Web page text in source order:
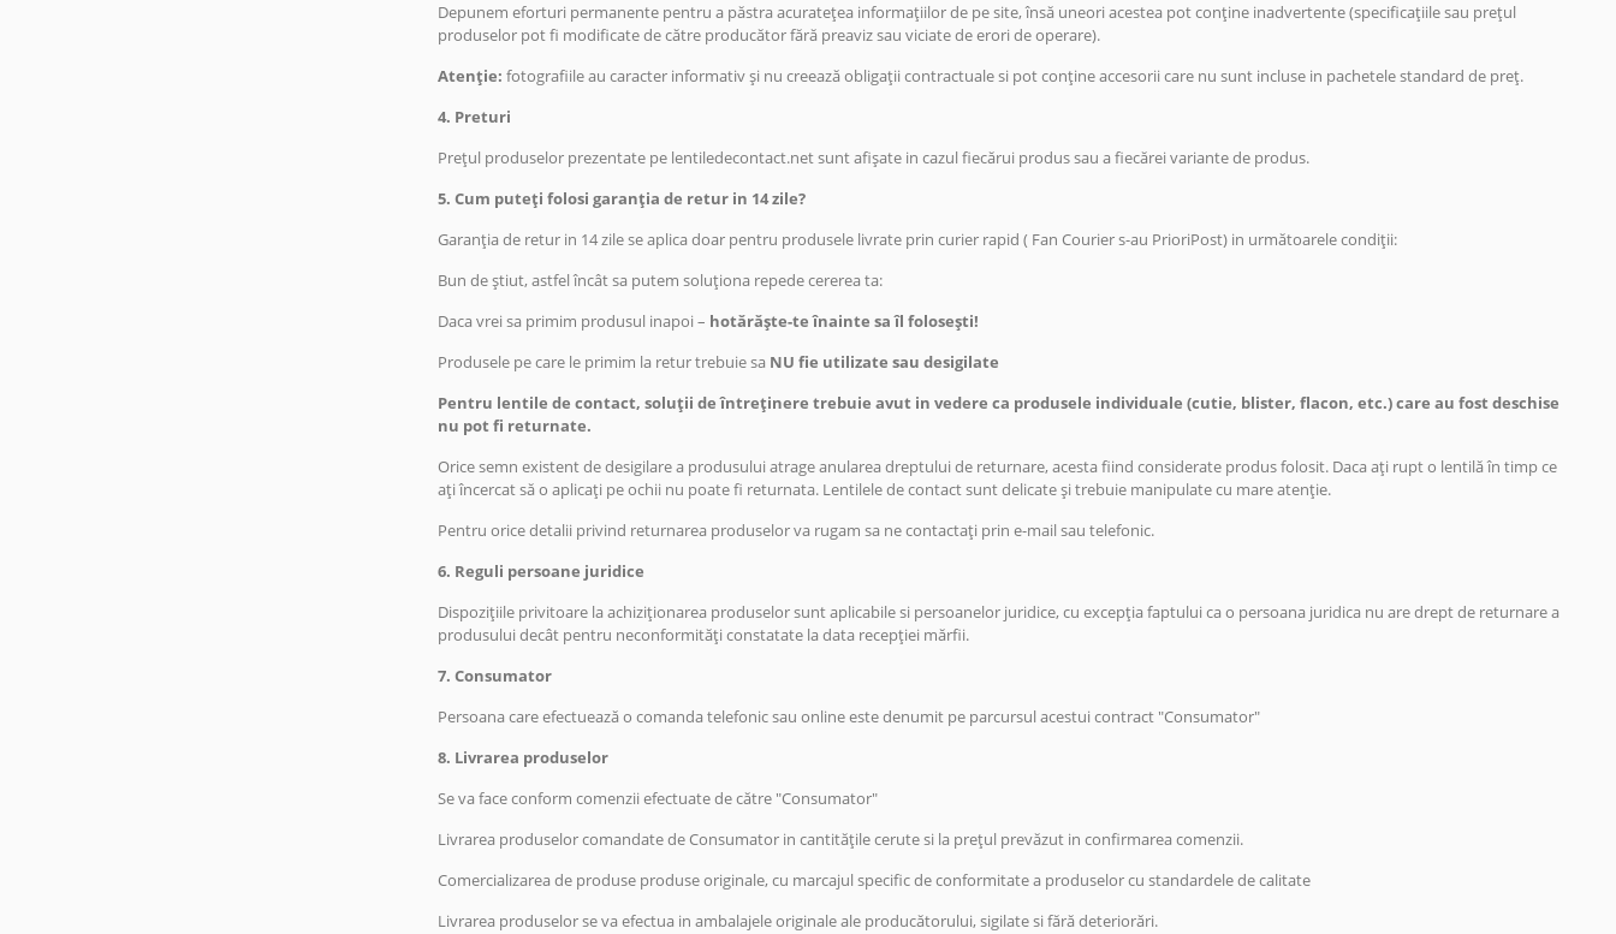
Depunem eforturi permanente pentru a păstra acuratețea informațiilor de pe site, însă uneori acestea pot conține inadvertente (specificațiile sau prețul
produselor pot fi modificate de către producător fără preaviz sau viciate de erori de operare).
Atenție: fotografiile au caracter informativ și nu creează obligații contractuale si pot conține accesorii care nu sunt incluse in pachetele standard de preț.
4. Preturi
Prețul produselor prezentate pe lentiledecontact.net sunt afișate in cazul fiecărui produs sau a fiecărei variante de produs.
5. Cum puteți folosi garanția de retur in 14 zile?
Garanția de retur in 14 zile se aplica doar pentru produsele livrate prin curier rapid ( Fan Courier s-au PrioriPost) in următoarele condiții:
Bun de știut, astfel încât sa putem soluționa repede cererea ta:
Daca vrei sa primim produsul inapoi – hotărăște-te înainte sa îl folosești!
Produsele pe care le primim la retur trebuie sa NU fie utilizate sau desigilate
Pentru lentile de contact, soluții de întreținere trebuie avut in vedere ca produsele individuale (cutie, blister, flacon, etc.) care au fost deschise
nu pot fi returnate.
Orice semn existent de desigilare a produsului atrage anularea dreptului de returnare, acesta fiind considerate produs folosit. Daca ați rupt o lentilă în timp ce
ați încercat să o aplicați pe ochii nu poate fi returnata. Lentilele de contact sunt delicate și trebuie manipulate cu mare atenție.
Pentru orice detalii privind returnarea produselor va rugam sa ne contactați prin e-mail sau telefonic.
6. Reguli persoane juridice
Dispozițiile privitoare la achiziționarea produselor sunt aplicabile si persoanelor juridice, cu excepția faptului ca o persoana juridica nu are drept de returnare a
produsului decât pentru neconformități constatate la data recepției mărfii.
7. Consumator
Persoana care efectuează o comanda telefonic sau online este denumit pe parcursul acestui contract "Consumator"
8. Livrarea produselor
Se va face conform comenzii efectuate de către "Consumator"
Livrarea produselor comandate de Consumator in cantitățile cerute si la prețul prevăzut in confirmarea comenzii.
Comercializarea de produse produse originale, cu marcajul specific de conformitate a produselor cu standardele de calitate
Livrarea produselor se va efectua in ambalajele originale ale producătorului, sigilate si fără deteriorări.